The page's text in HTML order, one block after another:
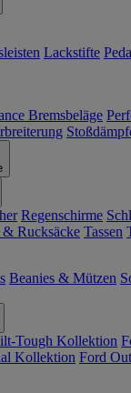
Lackstifte
Bremsbeläge
Regenschirme
& Rucksäcke Tassen
Beanies & Mützen
Tough Kollektion
Kollektion Ford